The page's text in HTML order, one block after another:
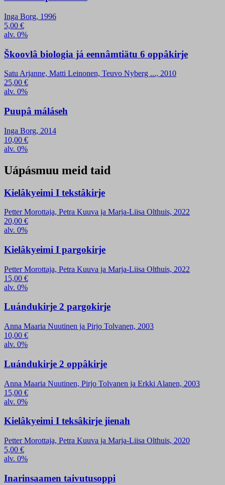
Inga Borg, 1996
5,00 €
alv. 0%
Škoovlâ biologia já eennâmtiätu 6 oppâkirje
Satu Arjanne, Matti Leinonen, Teuvo Nyberg ..., 2010
25,00 €
alv. 0%
Puupâ máláseh
Inga Borg, 2014
10,00 €
alv. 0%
Uápásmuu meid taid
Kielâkyeimi I tekstâkirje
Petter Morottaja, Petra Kuuva ja Marja-Liisa Olthuis, 2022
20,00 €
alv. 0%
Kielâkyeimi I pargokirje
Petter Morottaja, Petra Kuuva ja Marja-Liisa Olthuis, 2022
15,00 €
alv. 0%
Luándukirje 2 pargokirje
Anna Maaria Nuutinen ja Pirjo Tolvanen, 2003
10,00 €
alv. 0%
Luándukirje 2 oppâkirje
Anna Maaria Nuutinen, Pirjo Tolvanen ja Erkki Alanen, 2003
15,00 €
alv. 0%
Kielâkyeimi I teksâkirje jienah
Petter Morottaja, Petra Kuuva ja Marja-Liisa Olthuis, 2020
5,00 €
alv. 0%
Inarinsaamen taivutusoppi